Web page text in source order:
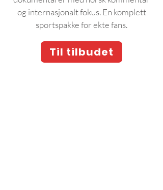
og internasjonalt fokus. En komplett
sportspakke for ekte fans.
Til tilbudet